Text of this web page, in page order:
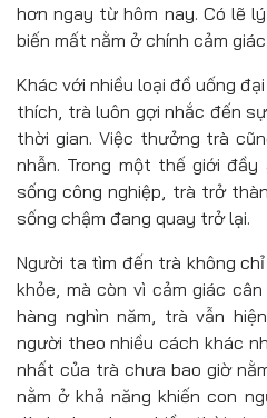
hơn ngay từ hôm nay. Có lẽ
biến mất nằm ở chính cảm
Khác với nhiều loại đồ uống
thích, trà luôn gợi nhắc đến
thời gian. Việc thưởng trà
nhẫn. Trong một thế giới
sống công nghiệp, trà trở
sống chậm đang quay trở lại.
Người ta tìm đến trà không
khỏe, mà còn vì cảm giác
hàng nghìn năm, trà vẫn
người theo nhiều cách khác
nhất của trà chưa bao giờ
nằm ở khả năng khiến con